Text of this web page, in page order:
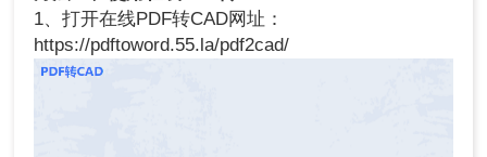
1、打开在线PDF转CAD网址：
https://pdftoword.55.la/pdf2cad/